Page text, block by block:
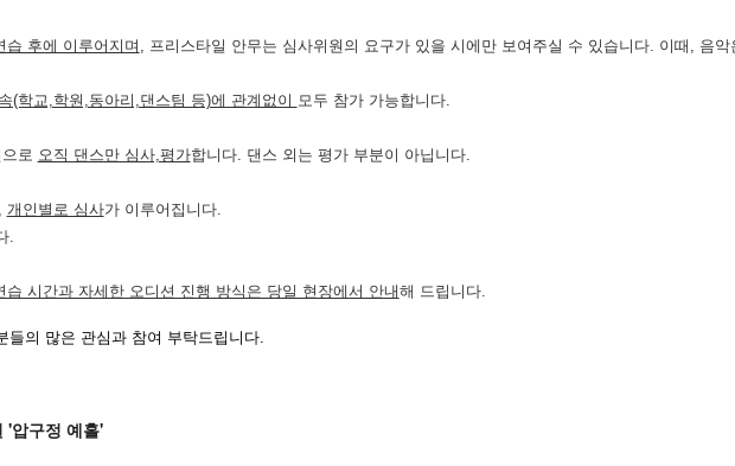
습 후에 이루어지며 프리스타일 안무는 심사위원의 요구가 있을 시에만 보여주실 수 있습니다. 이때, 음악
(학교,학원,동아리,댄스팀 등)에 관계없이 모두 참가 가능합니다.
로 오직 댄스만 심사,평가합니다. 댄스 외는 평가 부분이 아닙니다.
개인별로 심사가 이루어집니다.
.
습 시간과 자세한 오디션 진행 방식은 당일 현장에서 안내해 드립니다.
의 많은 관심과 참여 부탁드립니다.
'압구정 예홀'